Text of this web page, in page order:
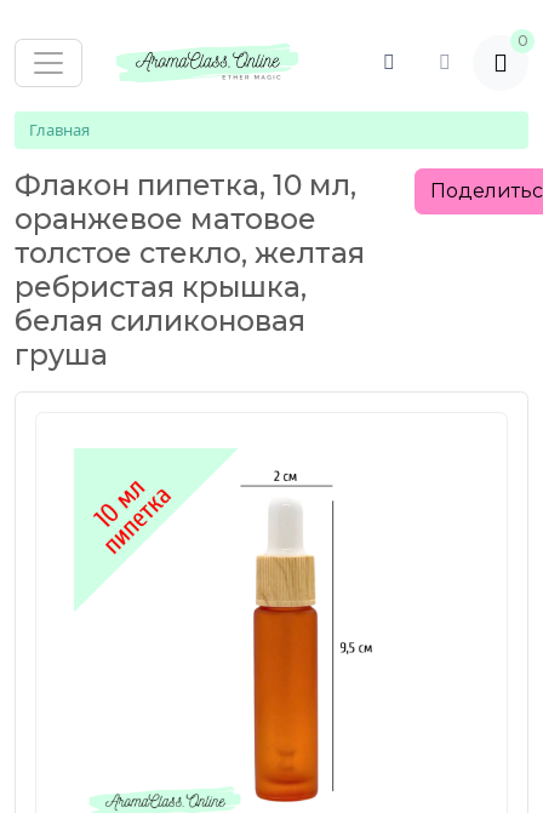
0
Главная
Флакон пипетка, 10 мл,
оранжевое матовое
толстое стекло, желтая
ребристая крышка,
белая силиконовая
груша